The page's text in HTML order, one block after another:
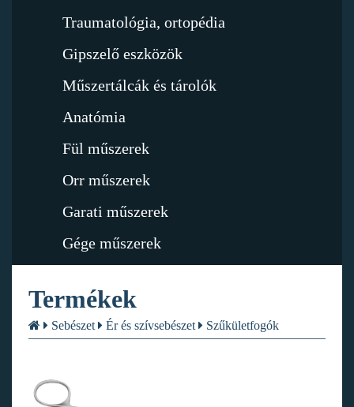
Traumatológia, ortopédia
Gipszelő eszközök
Műszertálcák és tárolók
Anatómia
Fül műszerek
Orr műszerek
Garati műszerek
Gége műszerek
Termékek
Sebészet Ér és szívsebészet Szűkületfogók